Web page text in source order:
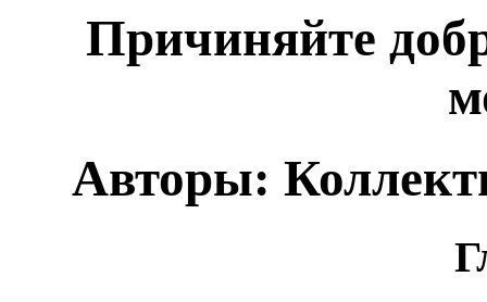
Причиняйте
Авторы: